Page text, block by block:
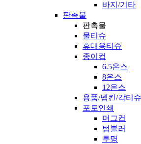
바지/기타
판촉물
판촉물
물티슈
휴대용티슈
종이컵
6.5온스
8온스
12온스
용품/넵킨/각티슈
포토인쇄
머그컵
텀블러
투명